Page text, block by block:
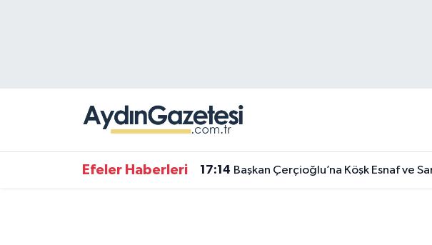
Efeler Haberleri 17:14 Başkan Çerçioğlu’na Köşk Esnaf ve
Süper Lig Puan Durumu ve Fikstür
Tüm Manşetler